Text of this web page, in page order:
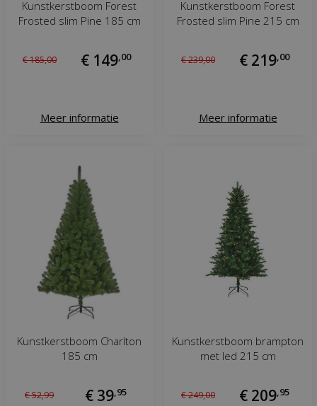
Kunstkerstboom Forest
Frosted slim Pine 185 cm
€185,00 € 149, 00
Meer informatie
Kunstkerstboom Forest
Frosted slim Pine 215 cm
€239,00 € 219, 00
Meer informatie
Kunstkerstboom Charlton
185 cm
€52,99 € 39, 95
Kunstkerstboom brampton
met led 215 cm
€249,00 € 209, 95